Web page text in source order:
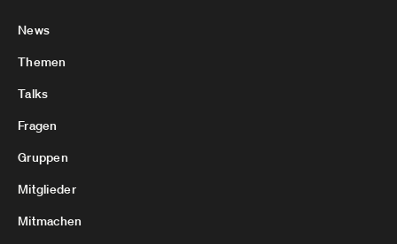
News
Themen
Talks
Fragen
Gruppen
Mitglieder
Mitmachen